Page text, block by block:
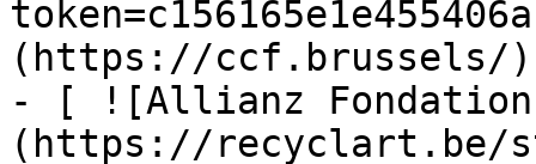
(https://ccf.brussels/)
- [ ![Allianz
(https://recyclart.be/